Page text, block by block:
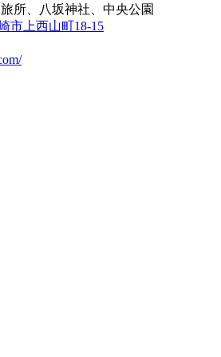
所、八坂神社、中央公園
市上西山町18-15